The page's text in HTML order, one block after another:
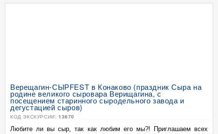
Верещагин-СЫРFEST в Конаково (праздник Сыра на
родине великого сыровара Верищагина, с
посещением старинного сыродельного завода и
дегустацией сыров)
КОД ЭКСКУРСИИ: 13670
Любите ли вы сыр, так как любим его мы?! Приглашаем всех